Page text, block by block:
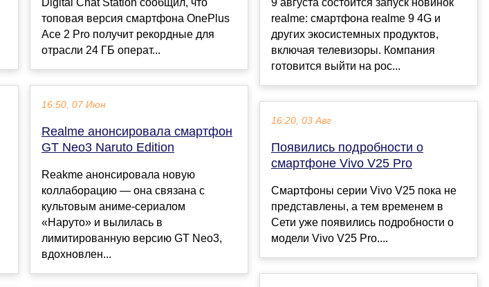
Digital Chat Station сообщил, что
топовая версия смартфона OnePlus
Ace 2 Pro получит рекордные для
отрасли 24 ГБ операт...
16:50, 07 Июн
Realme анонсировала смартфон
GT Neo3 Naruto Edition
Reakme анонсировала новую
коллаборацию — она связана с
культовым аниме-сериалом
«Наруто» и вылилась в
лимитированную версию GT Neo3,
вдохновлен...
9 августа состоится запуск новинок
realme: смартфона realme 9 4G и
других экосистемных продуктов,
включая телевизоры. Компания
готовится выйти на рос...
16:20, 03 Авг
Появились подробности о
смартфоне Vivo V25 Pro
Смартфоны серии Vivo V25 пока не
представлены, а тем временем в
Сети уже появились подробности о
модели Vivo V25 Pro....